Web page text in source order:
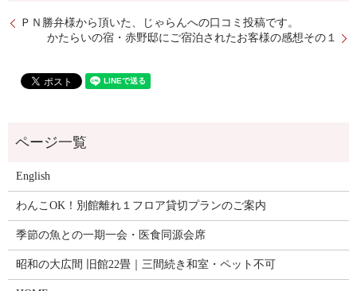
ＰＮ勝弁様から頂いた、じゃらんへの口コミ投稿です。
かたらいの宿・赤野邸にご宿泊されたお客様の感想その１
English
わんこOK！別館離れ１フロア貸切プランのご案内
季節の魚との一期一会・医食同源会席
昭和の大広間 旧館22畳｜三間続き和室・ペット不可